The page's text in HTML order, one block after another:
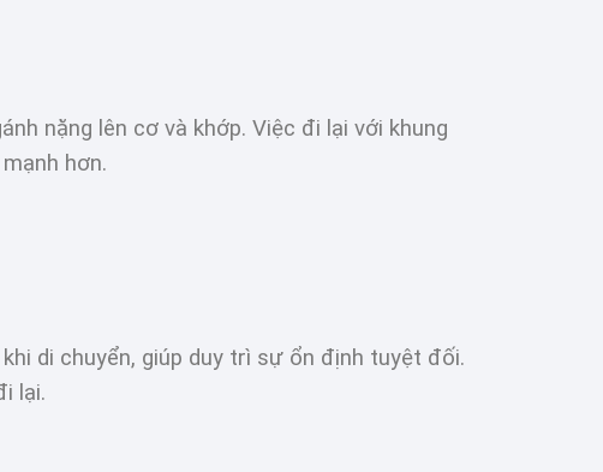
nặng lên cơ và khớp. Việc đi lại với khung
hơn.
di chuyển, giúp duy trì sự ổn định tuyệt đối.
lại.